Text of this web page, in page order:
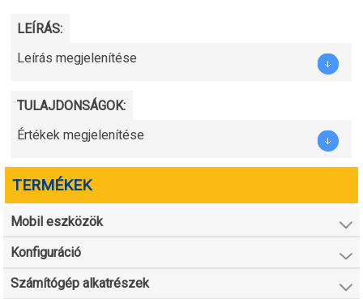
LEÍRÁS:
Leírás megjelenítése
TULAJDONSÁGOK:
Értékek megjelenítése
TERMÉKEK
Mobil eszközök
Konfiguráció
Számítógép alkatrészek